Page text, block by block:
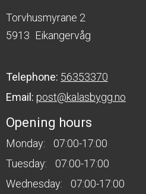
Torvhusmyrane 2
5913 Eikangervåg
Telephone: 56353370
Email: post@kalasbygg.no
Opening hours
Monday:
07:00-17:00
Tuesday:
07:00-17:00
Wednesday:
07:00-17:00